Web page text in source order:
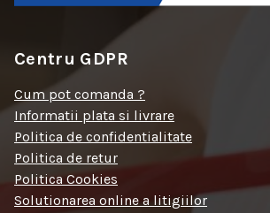
Centru GDPR
Cum pot comanda ?
Informatii plata si livrare
Politica de confidentialitate
Politica de retur
Politica Cookies
Solutionarea online a litigiilor